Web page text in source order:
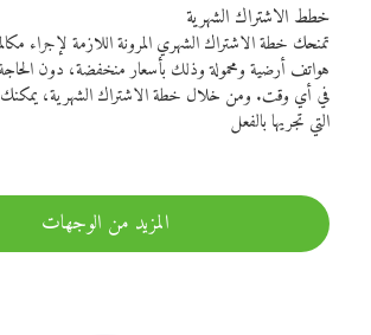
خطط الاشتراك الشهرية
تمنحك خطة الاشتراك الشهري المرونة اللازمة لإجراء
هواتف أرضية ومحمولة وذلك بأسعار منخفضة، دون
في أي وقت. ومن خلال خطة الاشتراك الشهرية، يمكنك
التي تجريها بالفعل
المزيد من الوجهات